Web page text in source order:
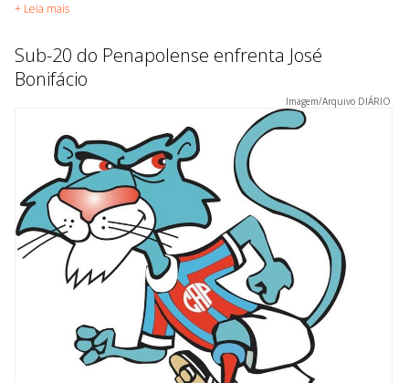
+ Leia mais
Sub-20 do Penapolense enfrenta José
Bonifácio
Imagem/Arquivo DIÁRIO